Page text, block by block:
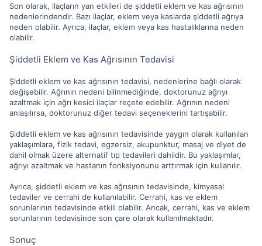
Son olarak, ilaçların yan etkileri de şiddetli eklem ve kas ağrısının
nedenlerindendir. Bazı ilaçlar, eklem veya kaslarda şiddetli ağrıya
neden olabilir. Ayrıca, ilaçlar, eklem veya kas hastalıklarına neden
olabilir.
Şiddetli Eklem ve Kas Ağrısının Tedavisi
Şiddetli eklem ve kas ağrısının tedavisi, nedenlerine bağlı olarak
değişebilir. Ağrının nedeni bilinmediğinde, doktorunuz ağrıyı
azaltmak için ağrı kesici ilaçlar reçete edebilir. Ağrının nedeni
anlaşılırsa, doktorunuz diğer tedavi seçeneklerini tartışabilir.
Şiddetli eklem ve kas ağrısının tedavisinde yaygın olarak kullanılan
yaklaşımlara, fizik tedavi, egzersiz, akupunktur, masaj ve diyet de
dahil olmak üzere alternatif tıp tedavileri dahildir. Bu yaklaşımlar,
ağrıyı azaltmak ve hastanın fonksiyonunu arttırmak için kullanılır.
Ayrıca, şiddetli eklem ve kas ağrısının tedavisinde, kimyasal
tedaviler ve cerrahi de kullanılabilir. Cerrahi, kas ve eklem
sorunlarının tedavisinde etkili olabilir. Ancak, cerrahi, kas ve eklem
sorunlarının tedavisinde son çare olarak kullanılmaktadır.
Sonuç